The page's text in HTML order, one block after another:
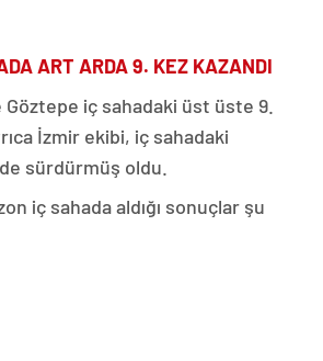
ART ARDA 9. KEZ KAZANDI
iç sahadaki üst üste 9.
İzmir ekibi, iç sahadaki
sürdürmüş oldu.
iç sahada aldığı sonuçlar şu